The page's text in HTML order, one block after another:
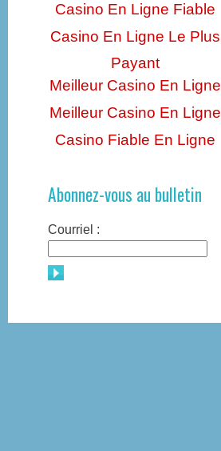
Casino En Ligne Fiable
Casino En Ligne Le Plus
Payant
Meilleur Casino En Ligne
Meilleur Casino En Ligne
Casino Fiable En Ligne
Abonnez-vous au bulletin
Courriel :